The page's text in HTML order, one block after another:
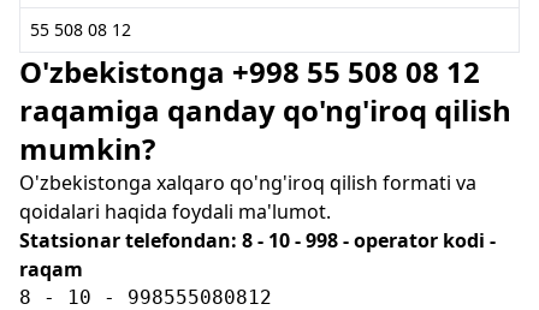
55 508 08 12
O'zbekistonga +998 55 508 08 12
raqamiga qanday qo'ng'iroq qilish
mumkin?
O'zbekistonga xalqaro qo'ng'iroq qilish formati va
qoidalari haqida foydali ma'lumot.
Statsionar telefondan: 8 - 10 - 998 - operator kodi -
raqam
8 - 10 - 998555080812